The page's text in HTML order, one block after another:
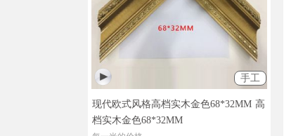
手工
现代欧式风格高档实木金色68*32MM 高
档实木金色68*32MM